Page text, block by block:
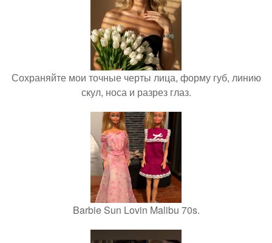
Сохраняйте мои точные черты лица, форму губ, линию
скул, носа и разрез глаз.
Barbie Sun Lovin Malibu 70s.